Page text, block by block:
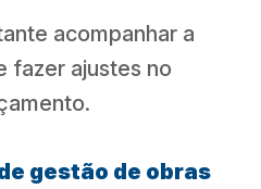
acompanhar a
fazer ajustes no
gestão de obras